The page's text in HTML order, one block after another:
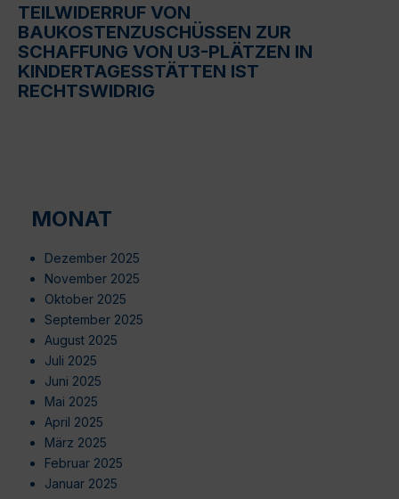
TEILWIDERRUF VON
BAUKOSTENZUSCHÜSSEN ZUR
SCHAFFUNG VON U3-PLÄTZEN IN
KINDERTAGESSTÄTTEN IST
RECHTSWIDRIG
MONAT
Dezember 2025
November 2025
Oktober 2025
September 2025
August 2025
Juli 2025
Juni 2025
Mai 2025
April 2025
März 2025
Februar 2025
Januar 2025